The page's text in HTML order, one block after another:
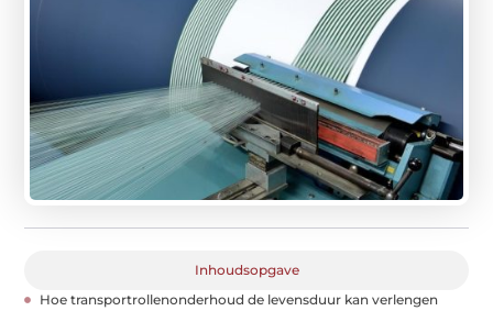
Inhoudsopgave
Hoe transportrollenonderhoud de levensduur kan verlengen